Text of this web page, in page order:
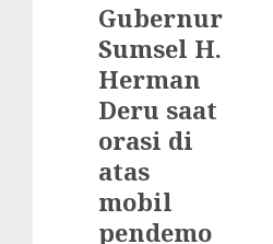
Gubernur
Sumsel H.
Herman
Deru saat
orasi di
atas
mobil
pendemo